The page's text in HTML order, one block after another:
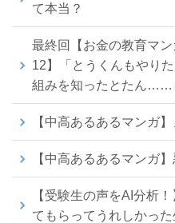
て本当？
最終回【お金の教育マ
12】「とうくんもやり
組みを知ったとたん……
【中高あるあるマンガ
【中高あるあるマンガ
【受験生の声をAI分析
てもらってうれしかっ